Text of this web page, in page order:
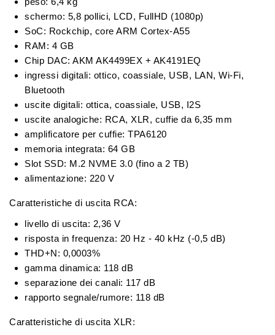
schermo: 5,8 pollici, LCD, FullHD (1080p)
SoC: Rockchip, core ARM Cortex-A55
RAM: 4 GB
Chip DAC: AKM AK4499EX + AK4191EQ
ingressi digitali: ottico, coassiale, USB, LAN, Wi-Fi,
Bluetooth
uscite digitali: ottica, coassiale, USB, I2S
uscite analogiche: RCA, XLR, cuffie da 6,35 mm
amplificatore per cuffie: TPA6120
memoria integrata: 64 GB
Slot SSD: M.2 NVME 3.0 (fino a 2 TB)
alimentazione: 220 V
Caratteristiche di uscita RCA:
livello di uscita: 2,36 V
risposta in frequenza: 20 Hz - 40 kHz (-0,5 dB)
THD+N: 0,0003%
gamma dinamica: 118 dB
separazione dei canali: 117 dB
rapporto segnale/rumore: 118 dB
Caratteristiche di uscita XLR: